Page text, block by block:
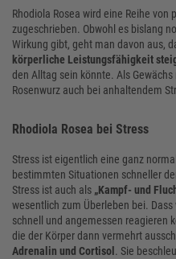
Rhodiola Rosea wird eine Reihe
zugeschrieben. Obwohl es bislang
Wirkung gibt, geht man davon aus,
körperliche Leistungsfähigkeit
den Alltag sein könnte. Als
Rosenwurz auch bei anhaltendem
Rhodiola Rosea bei Stress
Stress ist eigentlich eine ganz
bestimmten Situationen schneller
Stress ist auch als „Kampf- und
wesentlich zum Überleben bei.
schnell und angemessen reagieren
die der Körper dann vermehrt
Adrenalin und Cortisol . Sie